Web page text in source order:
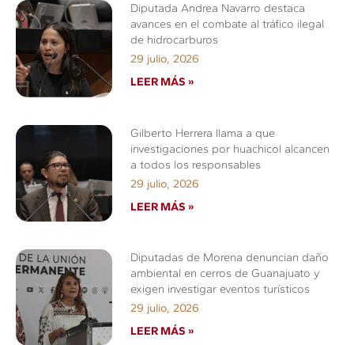
Diputada Andrea Navarro destaca
avances en el combate al tráfico ilegal
de hidrocarburos
29 julio, 2026
LEER MÁS »
Gilberto Herrera llama a que
investigaciones por huachicol alcancen
a todos los responsables
29 julio, 2026
LEER MÁS »
Diputadas de Morena denuncian daño
ambiental en cerros de Guanajuato y
exigen investigar eventos turísticos
29 julio, 2026
LEER MÁS »